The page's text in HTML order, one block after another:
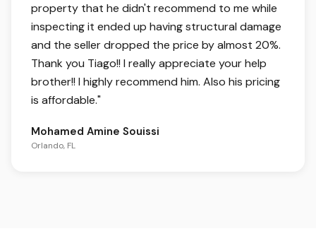
property that he didn't recommend to me while
inspecting it ended up having structural damage
and the seller dropped the price by almost 20%.
Thank you Tiago!! I really appreciate your help
brother!! I highly recommend him. Also his pricing
is affordable."
Mohamed Amine Souissi
Orlando, FL